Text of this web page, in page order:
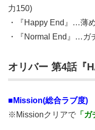
力150)
・『Happy End』…薄
・『Normal End』…ガ
オリバー 第4話『
■Mission(総合ラブ度)
※Missionクリアで 「